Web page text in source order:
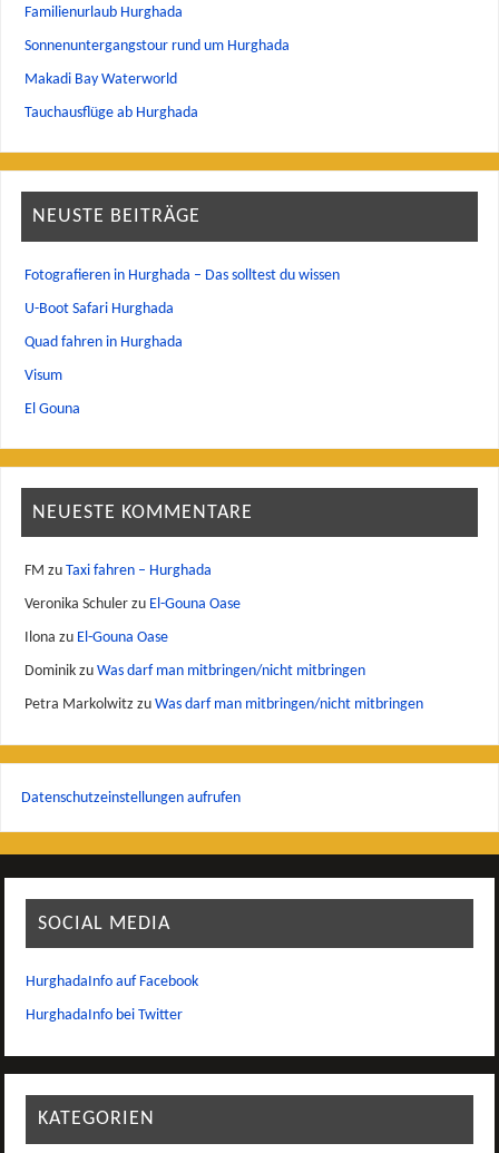
Familienurlaub Hurghada
Sonnenuntergangstour rund um Hurghada
Makadi Bay Waterworld
Tauchausflüge ab Hurghada
NEUSTE BEITRÄGE
Fotografieren in Hurghada – Das solltest du wissen
U-Boot Safari Hurghada
Quad fahren in Hurghada
Visum
El Gouna
NEUESTE KOMMENTARE
FM zu Taxi fahren – Hurghada
Veronika Schulerzu El-Gouna Oase
Ilona zu El-Gouna Oase
Dominikzu Was darf man mitbringen/nicht mitbringen
Petra Markolwitz zu Was darf man mitbringen/nicht mitbringen
Datenschutzeinstellungen aufrufen
SOCIAL MEDIA
HurghadaInfo auf Facebook
HurghadaInfo bei Twitter
KATEGORIEN